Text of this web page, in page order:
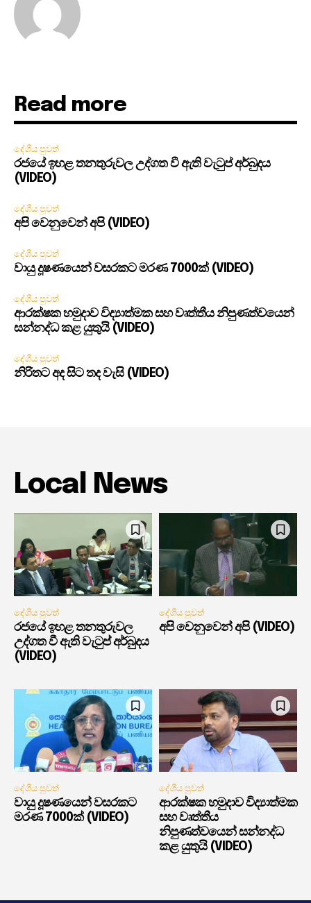
Read more
දේශීය පුවත්
රජයේ ඉහළ තනතුරුවල උද්ගත වී ඇති වැටුප් අර්බුදය
(VIDEO)
දේශීය පුවත්
අපි වෙනුවෙන් අපි (VIDEO)
දේශීය පුවත්
වායු දූෂණයෙන් වසරකට මරණ 7000ක් (VIDEO)
දේශීය පුවත්
ආරක්ෂක හමුදාව විද්‍යාත්මක සහ වෘත්තීය නිපුණත්වයෙන්
සන්නද්ධ කළ යුතුයි (VIDEO)
දේශීය පුවත්
නිරිතට අද සිට තද වැසි (VIDEO)
Local News
දේශීය පුවත්
රජයේ ඉහළ තනතුරුවල
උද්ගත වී ඇති වැටුප් අර්බුදය
(VIDEO)
දේශීය පුවත්
අපි වෙනුවෙන් අපි (VIDEO)
දේශීය පුවත්
වායු දූෂණයෙන් වසරකට
මරණ 7000ක් (VIDEO)
දේශීය පුවත්
ආරක්ෂක හමුදාව විද්‍යාත්මක
සහ වෘත්තීය
නිපුණත්වයෙන් සන්නද්ධ
කළ යුතුයි (VIDEO)